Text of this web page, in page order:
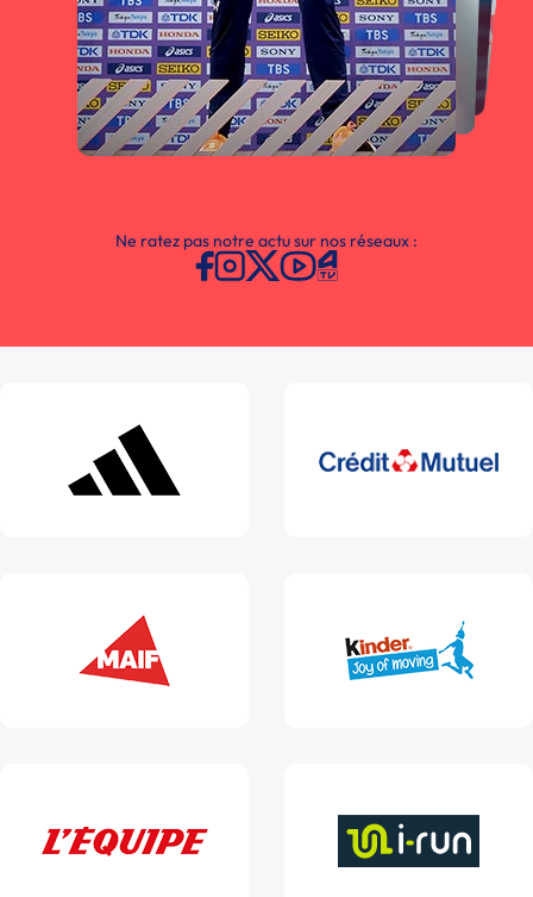
Ne ratez pas notre actu sur nos réseaux :